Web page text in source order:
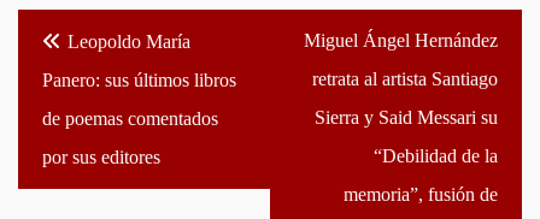
Navegación
de
entradas
Leopoldo María
Panero: sus últimos libros
de poemas comentados
por sus editores
Miguel Ángel Hernández
retrata al artista Santiago
Sierra y Said Messari su
“Debilidad de la
memoria”, fusión de